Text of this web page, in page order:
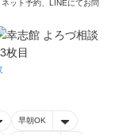
ット予約、LINEにてお問
早朝OK